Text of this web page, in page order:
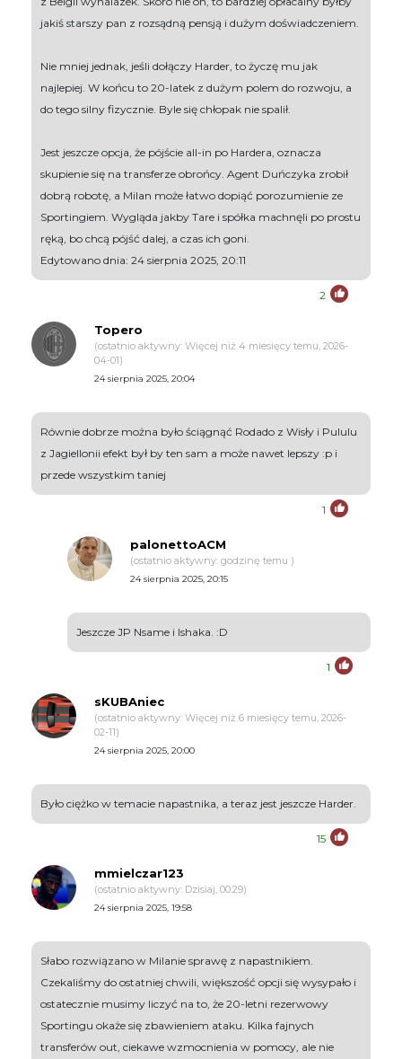
jakiś starszy pan z rozsądną pensją i dużym doświadczeniem.
Nie mniej jednak, jeśli dołączy Harder, to życzę mu jak
najlepiej. W końcu to 20-latek z dużym polem do rozwoju, a
do tego silny fizycznie. Byle się chłopak nie spalił.
Jest jeszcze opcja, że pójście all-in po Hardera, oznacza
skupienie się na transferze obrońcy. Agent Duńczyka zrobił
dobrą robotę, a Milan może łatwo dopiąć porozumienie ze
Sportingiem. Wygląda jakby Tare i spółka machnęli po prostu
ręką, bo chcą pójść dalej, a czas ich goni.
Edytowano dnia: 24 sierpnia 2025, 20:11
2
Topero
(ostatnio aktywny: Więcej niż 4 miesięcy temu, 2026-
04-01)
24 sierpnia 2025, 20:04
Równie dobrze można było ściągnąć Rodado z Wisły i Pululu
z Jagiellonii efekt był by ten sam a może nawet lepszy :p i
przede wszystkim taniej
1
palonettoACM
(ostatnio aktywny: godzinę temu )
24 sierpnia 2025, 20:15
Jeszcze JP Nsame i Ishaka. :D
1
sKUBAniec
(ostatnio aktywny: Więcej niż 6 miesięcy temu, 2026-
02-11)
24 sierpnia 2025, 20:00
Było ciężko w temacie napastnika, a teraz jest jeszcze Harder.
15
mmielczar123
(ostatnio aktywny: Dzisiaj, 00:29)
24 sierpnia 2025, 19:58
Słabo rozwiązano w Milanie sprawę z napastnikiem.
Czekaliśmy do ostatniej chwili, większość opcji się wysypało i
ostatecznie musimy liczyć na to, że 20-letni rezerwowy
Sportingu okaże się zbawieniem ataku. Kilka fajnych
transferów out, ciekawe wzmocnienia w pomocy, ale nie